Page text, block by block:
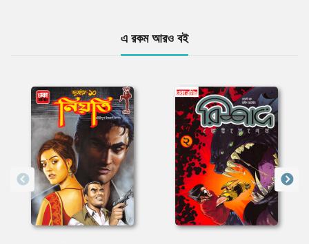
এ রকম আরও বই